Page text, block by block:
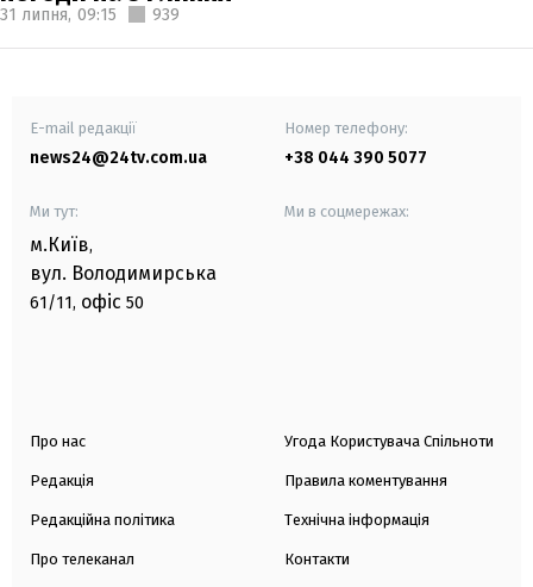
31 липня, 09:15 939
E-mail редакції
news24@24tv.com.ua
Номер телефону:
+38 044 390 5077
Ми тут:
м.Київ,
вул. Володимирська
61/11, офіс 50
Ми в соцмережах:
Про нас
Редакція
Редакційна політика
Про телеканал
Угода Користувача Спільноти
Правила коментування
Технічна інформація
Контакти